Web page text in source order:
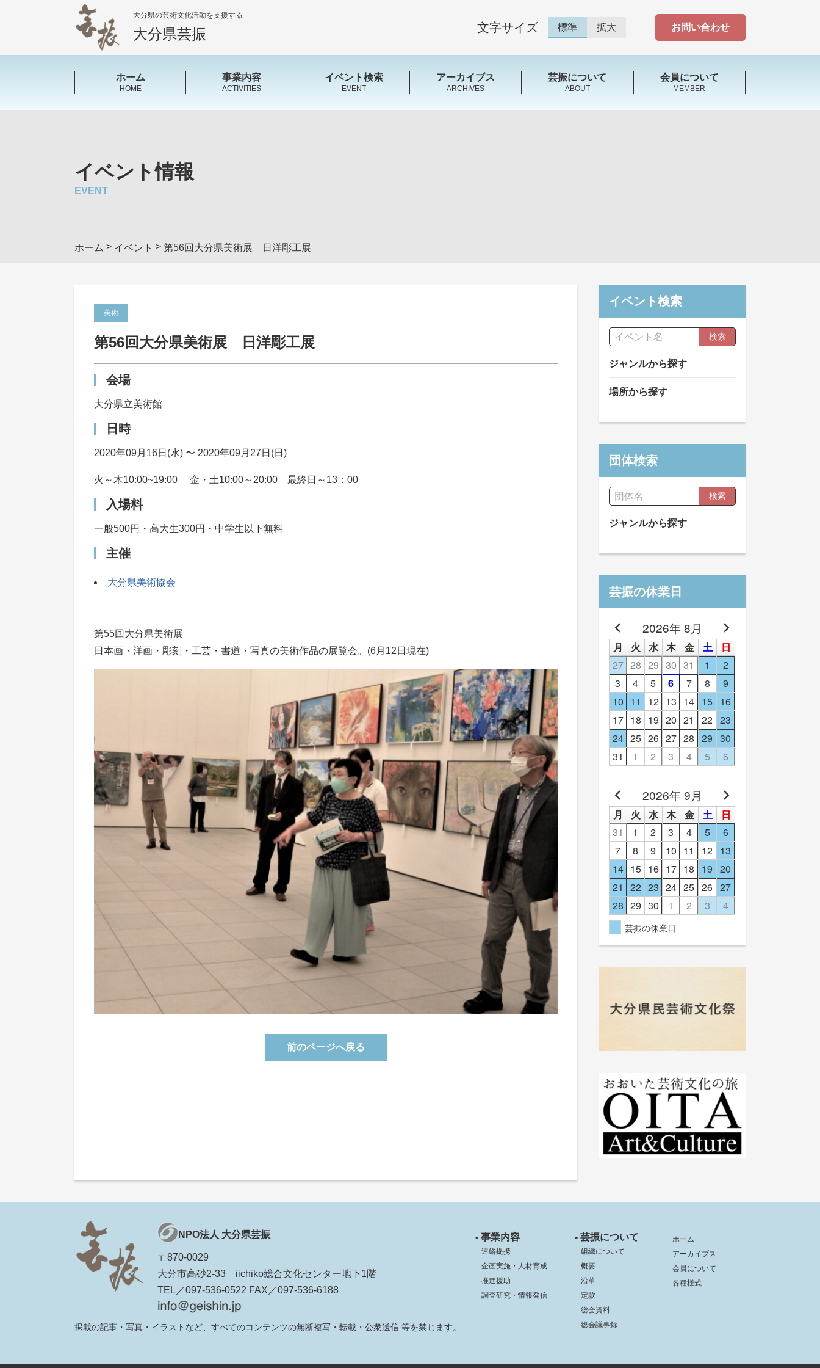
大分県の芸術文化活動を支援する
大分県芸振 文字サイズ 標準 拡大 お問い合わせ
ホーム
HOME
事業内容
ACTIVITIES
イベント検索
EVENT
アーカイブス
ARCHIVES
芸振について
ABOUT
会員について
MEMBER
イベント情報
EVENT
ホーム > イベント > 第56回大分県美術展 日洋彫工展
美術
第56回大分県美術展 日洋彫工展
会場
大分県立美術館
日時
2020年09月16日(水) 〜 2020年09月27日(日)
火～木10:00~19:00 金・土10:00～20:00 最終日～13：00
入場料
一般500円・高大生300円・中学生以下無料
主催
大分県美術協会
第55回大分県美術展
日本画・洋画・彫刻・工芸・書道・写真の美術作品の展覧会。(6月12日現在)
前のページへ戻る
イベント検索
検索
ジャンルから探す
場所から探す
団体検索
検索
ジャンルから探す
芸振の休業日
2026年 8月
月 火 水 木 金 土
日
27 28 29 30 31 1
2
3
4 5 6 7 8
9
10 11 12 13 14 15 16
17 18 19 20 21 22 23
24 25 26 27 28 29 30
31
1 2 3 4 5 6
2026年 9月
月 火 水 木 金 土
日
31
1 2 3 4 5
6
7
8 9 10 11 12 13
14 15 16 17 18 19 20
21
22 23 24 25 26 27
28 29 30 1 2 3 4
芸振の休業日
NPO法人 大分県芸振
〒870-0029
大分市高砂2-33 iichiko総合文化センター地下1階
TEL／097-536-0522 FAX／097-536-6188
掲載の記事・写真・イラストなど、すべてのコンテンツの無断複写・転載・公衆送信 等を禁じます。
- 事業内容
連絡提携
企画実施・人材育成
推進援助
調査研究・情報発信
- 芸振について
組織について
概要
沿革
定款
総会資料
総会議事録
ホーム
アーカイブス
会員について
各種様式